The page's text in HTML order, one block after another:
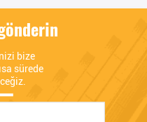
bize
sürede